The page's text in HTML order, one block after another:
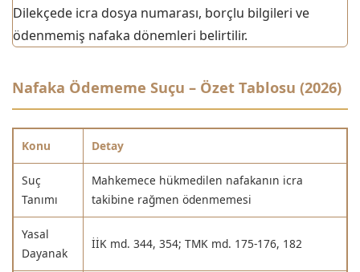
Dilekçede icra dosya numarası, borçlu bilgileri ve
ödenmemiş nafaka dönemleri belirtilir.
Nafaka Ödememe Suçu – Özet Tablosu (2026)
Konu Detay
Suç
Tanımı
Mahkemece hükmedilen nafakanın icra
takibine rağmen ödenmemesi
Yasal
Dayanak
İİK md. 344, 354; TMK md. 175-176, 182